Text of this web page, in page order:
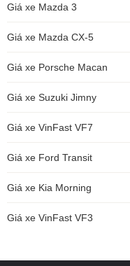
Giá xe Mazda 3
Giá xe Mazda CX-5
Giá xe Porsche Macan
Giá xe Suzuki Jimny
Giá xe VinFast VF7
Giá xe Ford Transit
Giá xe Kia Morning
Giá xe VinFast VF3